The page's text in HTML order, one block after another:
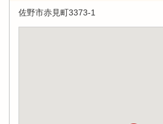
佐野市赤見町3373-1